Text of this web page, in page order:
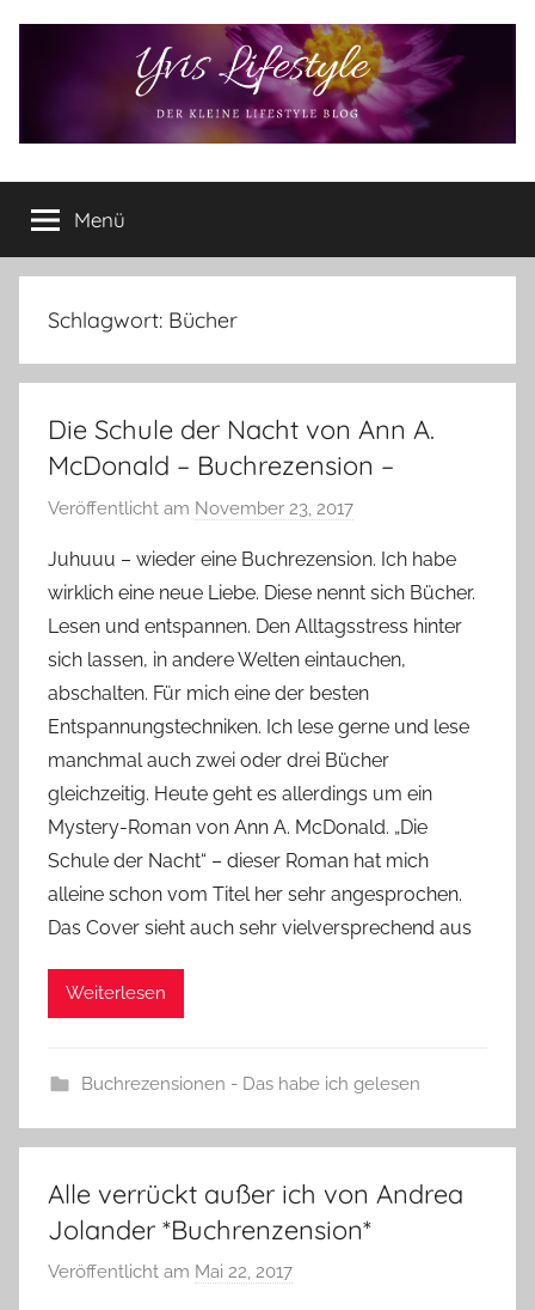
Yvis
Lifestyle
Lifestyle
Blog
–
Lifestyle,
Produkttests
vieles
mehr
Menü
Schlagwort: Bücher
Die Schule der Nacht von Ann A.
McDonald – Buchrezension –
Veröffentlicht am November 23, 2017
n
Y
v
o
n
n
e
Juhuuu – wieder eine Buchrezension. Ich habe
wirklich eine neue Liebe. Diese nennt sich Bücher.
Lesen und entspannen. Den Alltagsstress hinter
sich lassen, in andere Welten eintauchen,
abschalten. Für mich eine der besten
Entspannungstechniken. Ich lese gerne und lese
manchmal auch zwei oder drei Bücher
gleichzeitig. Heute geht es allerdings um ein
Mystery-Roman von Ann A. McDonald. „Die
Schule der Nacht“ – dieser Roman hat mich
alleine schon vom Titel her sehr angesprochen.
Das Cover sieht auch sehr vielversprechend aus
Weiterlesen
Buchrezensionen - Das habe ich gelesen
Alle verrückt außer ich von Andrea
Jolander *Buchrenzension*
Veröffentlicht am Mai 22, 2017